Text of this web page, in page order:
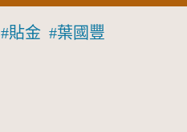
貼金 葉國豐